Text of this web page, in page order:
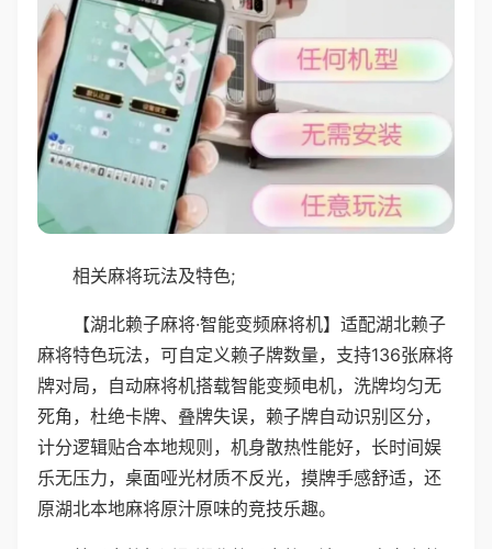
相关麻将玩法及特色;
【湖北赖子麻将·智能变频麻将机】适配湖北赖子
麻将特色玩法，可自定义赖子牌数量，支持136张麻将
牌对局，自动麻将机搭载智能变频电机，洗牌均匀无
死角，杜绝卡牌、叠牌失误，赖子牌自动识别区分，
计分逻辑贴合本地规则，机身散热性能好，长时间娱
乐无压力，桌面哑光材质不反光，摸牌手感舒适，还
原湖北本地麻将原汁原味的竞技乐趣。